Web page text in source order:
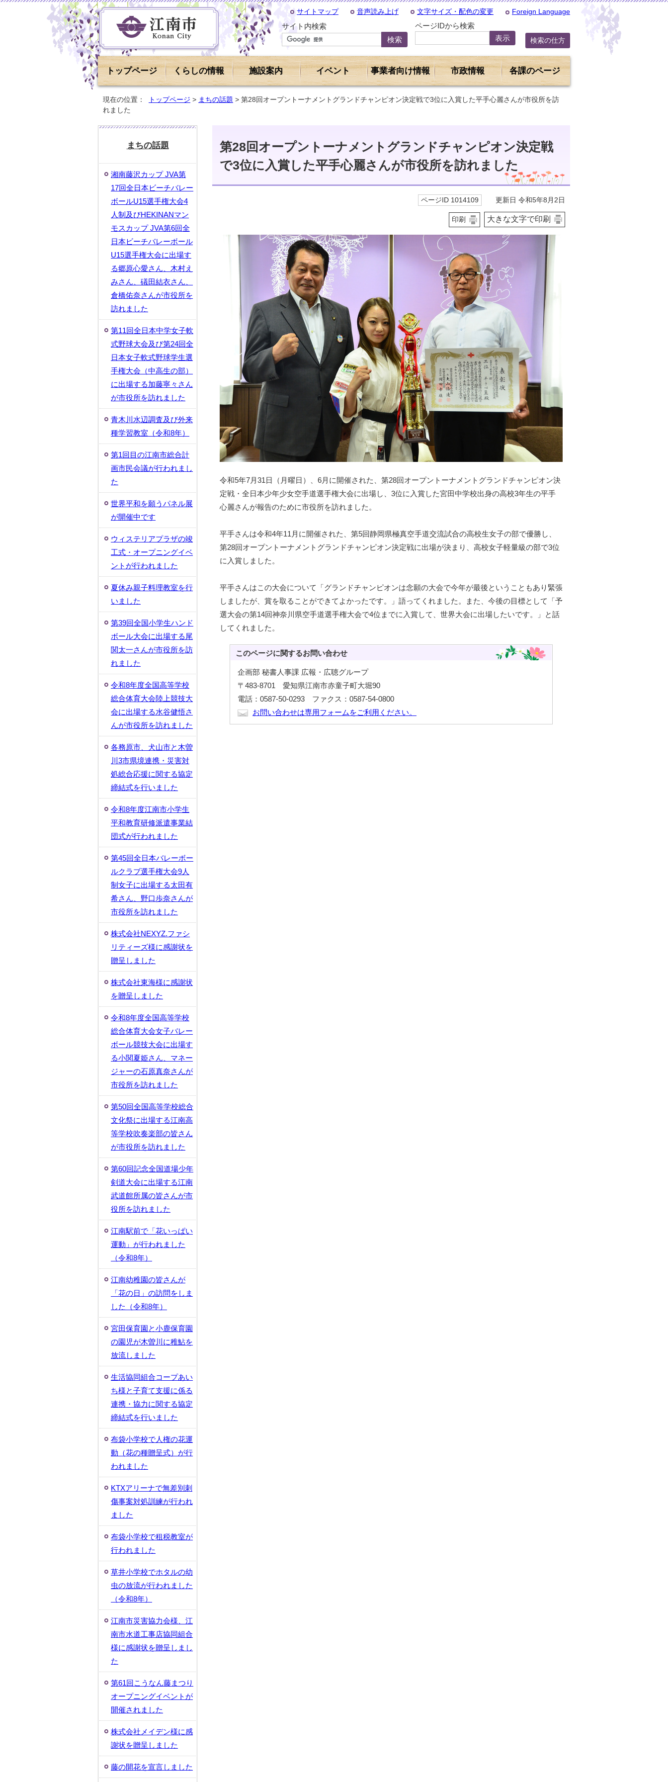
サイトマップ 音声読み上げ 文字サイズ・配色の変更 Foreign Language
サイト内検索 ページIDから検索
検索の仕方
トップページ くらしの情報 施設案内 イベント 事業者向け情報 市政情報 各課のページ
現在の位置： トップページ > まちの話題 > 第28回オープントーナメントグランドチャンピオン決定戦で3位に入賞した平手心麗さんが市役所を訪
れました
第28回オープントーナメントグランドチャンピオン決定戦
で3位に入賞した平手心麗さんが市役所を訪れました
ページID 1014109 更新日 令和5年8月2日
印刷 大きな文字で印刷
令和5年7月31日（月曜日）、6月に開催された、第28回オープントーナメントグランドチャンピオン決
定戦・全日本少年少女空手道選手権大会に出場し、3位に入賞した宮田中学校出身の高校3年生の平手
心麗さんが報告のために市役所を訪れました。
平手さんは令和4年11月に開催された、第5回静岡県極真空手道交流試合の高校生女子の部で優勝し、
第28回オープントーナメントグランドチャンピオン決定戦に出場が決まり、高校女子軽量級の部で3位
に入賞しました。
平手さんはこの大会について「グランドチャンピオンは念願の大会で今年が最後ということもあり緊張
しましたが、賞を取ることができてよかったです。」語ってくれました。また、今後の目標として「予
選大会の第14回神奈川県空手道選手権大会で4位までに入賞して、世界大会に出場したいです。」と話
してくれました。
このページに関するお問い合わせ
企画部 秘書人事課 広報・広聴グループ
〒483-8701 愛知県江南市赤童子町大堀90
電話：0587-50-0293 ファクス：0587-54-0800
お問い合わせは専用フォームをご利用ください。
まちの話題
湘南藤沢カップ JVA第
17回全日本ビーチバレー
ボールU15選手権大会4
人制及びHEKINANマン
モスカップ JVA第6回全
日本ビーチバレーボール
U15選手権大会に出場す
る郷原心愛さん、木村え
みさん、礒田結衣さん、
倉橋佑奈さんが市役所を
訪れました
第11回全日本中学女子軟
式野球大会及び第24回全
日本女子軟式野球学生選
手権大会（中高生の部）
に出場する加藤寧々さん
が市役所を訪れました
青木川水辺調査及び外来
種学習教室（令和8年）
第1回目の江南市総合計
画市民会議が行われまし
た
世界平和を願うパネル展
が開催中です
ウィステリアプラザの竣
工式・オープニングイベ
ントが行われました
夏休み親子料理教室を行
いました
第39回全国小学生ハンド
ボール大会に出場する尾
関太一さんが市役所を訪
れました
令和8年度全国高等学校
総合体育大会陸上競技大
会に出場する水谷健悟さ
んが市役所を訪れました
各務原市、犬山市と木曽
川3市県境連携・災害対
処総合応援に関する協定
締結式を行いました
令和8年度江南市小学生
平和教育研修派遣事業結
団式が行われました
第45回全日本バレーボー
ルクラブ選手権大会9人
制女子に出場する太田有
希さん、野口歩奈さんが
市役所を訪れました
株式会社NEXYZ.ファシ
リティーズ様に感謝状を
贈呈しました
株式会社東海様に感謝状
を贈呈しました
令和8年度全国高等学校
総合体育大会女子バレー
ボール競技大会に出場す
る小関夏姫さん、マネー
ジャーの石原真奈さんが
市役所を訪れました
第50回全国高等学校総合
文化祭に出場する江南高
等学校吹奏楽部の皆さん
が市役所を訪れました
第60回記念全国道場少年
剣道大会に出場する江南
武道館所属の皆さんが市
役所を訪れました
江南駅前で「花いっぱい
運動」が行われました
（令和8年）
江南幼稚園の皆さんが
「花の日」の訪問をしま
した（令和8年）
宮田保育園と小鹿保育園
の園児が木曽川に稚鮎を
放流しました
生活協同組合コープあい
ち様と子育て支援に係る
連携・協力に関する協定
締結式を行いました
布袋小学校で人権の花運
動（花の種贈呈式）が行
われました
KTXアリーナで無差別刺
傷事案対処訓練が行われ
ました
布袋小学校で租税教室が
行われました
草井小学校でホタルの幼
虫の放流が行われました
（令和8年）
江南市災害協力会様、江
南市水道工事店協同組合
様に感謝状を贈呈しまし
た
第61回こうなん藤まつり
オープニングイベントが
開催されました
株式会社メイデン様に感
謝状を贈呈しました
藤の開花を宣言しました